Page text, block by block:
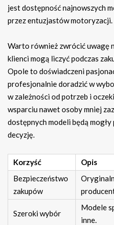
jest dostępność najnowszych
przez entuzjastów motoryzacji.
Warto również zwrócić uwagę
klienci mogą liczyć podczas
Opole to doświadczeni
profesjonalnie doradzić w
w zależności od potrzeb i
wsparciu nawet osoby mniej
dostępnych modeli będą
decyzję.
Korzyść
Opis
Bezpieczeństwo
zakupów
Szeroki wybór
Modele
inne.